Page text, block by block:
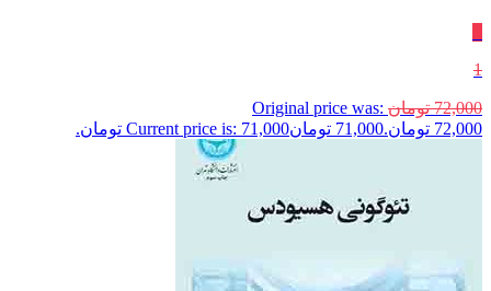
1
72,000 تومان Original price was:
72,000 تومان.
71,000 تومانCurrent price is: 71,000 تومان.